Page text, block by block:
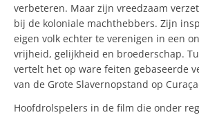
verbeteren. Maar zijn vreedzaam
bij de koloniale machthebbers. Zijn
eigen volk echter te verenigen in een
vrijheid, gelijkheid en broederschap.
vertelt het op ware feiten gebaseerde
van de Grote Slavernopstand op
Hoofdrolspelers in de film die onder